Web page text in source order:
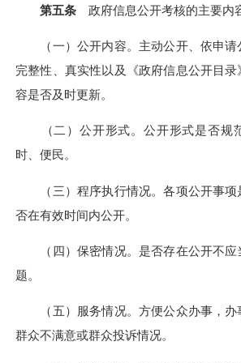
第五条 政府信息公开考核的主要内
（一）公开内容。主动公开、依申请
完整性、真实性以及《政府信息公开目
容是否及时更新。
（二）公开形式。公开形式是否规
时、便民。
（三）程序执行情况。各项公开事项
否在有效时间内公开。
（四）保密情况。是否存在公开不应
题。
（五）服务情况。方便公众办事，办
群众不满意或群众投诉情况。